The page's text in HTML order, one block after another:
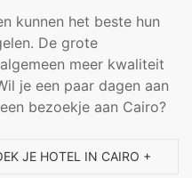
kunnen het beste hun
De grote
meer kwaliteit
je een paar dagen aan
bezoekje aan Cairo?
JE HOTEL IN CAIRO +